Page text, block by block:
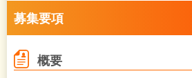
募集要項
概要